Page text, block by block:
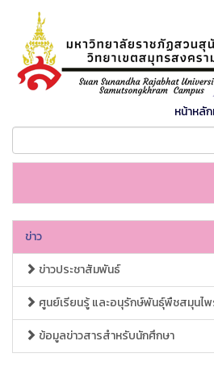
หน้าหลั
ข่าว
ข่าวประชาสัมพันธ์
ศูนย์เรียนรู้ และอนุรักษ์พันธุ์พืชสมุนไพ
ข้อมูลข่าวสารสำหรับนักศึกษา